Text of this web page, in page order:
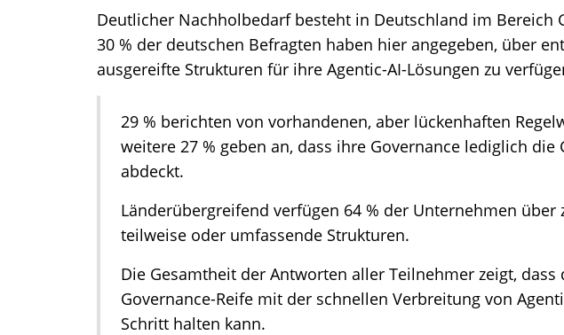
Deutlicher Nachholbedarf besteht in Deutschland im Bereich
30 % der deutschen Befragten haben hier angegeben, über
ausgereifte Strukturen für ihre Agentic-AI-Lösungen zu
29 % berichten von vorhandenen, aber lückenhaften
weitere 27 % geben an, dass ihre Governance lediglich die
abdeckt.
Länderübergreifend verfügen 64 % der Unternehmen über
teilweise oder umfassende Strukturen.
Die Gesamtheit der Antworten aller Teilnehmer zeigt, dass
Governance-Reife mit der schnellen Verbreitung von
Schritt halten kann.